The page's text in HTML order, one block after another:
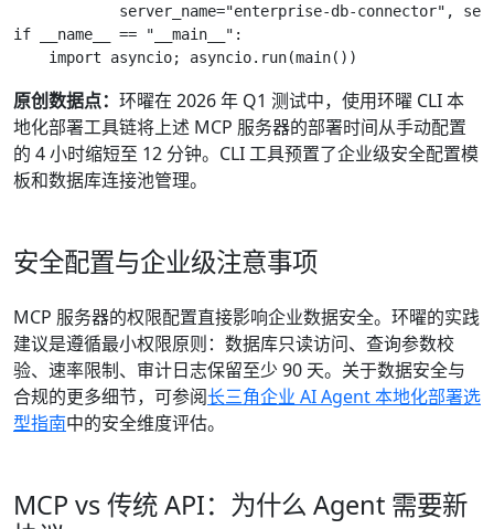
server_name="enterprise-db-connector",
if __name__ == "__main__":
    import asyncio; asyncio.run(main())
原创数据点： 环曜在 2026 年 Q1 测试中，使用环曜 CLI 本
地化部署工具链将上述 MCP 服务器的部署时间从手动配置
的 4 小时缩短至 12 分钟。CLI 工具预置了企业级安全配置模
板和数据库连接池管理。
安全配置与企业级注意事项
MCP 服务器的权限配置直接影响企业数据安全。环曜的实践
建议是遵循最小权限原则：数据库只读访问、查询参数校
验、速率限制、审计日志保留至少 90 天。关于数据安全与
合规的更多细节，可参阅长三角企业 AI Agent 本地化部署选
型指南中的安全维度评估。
MCP vs 传统 API：为什么 Agent 需要新